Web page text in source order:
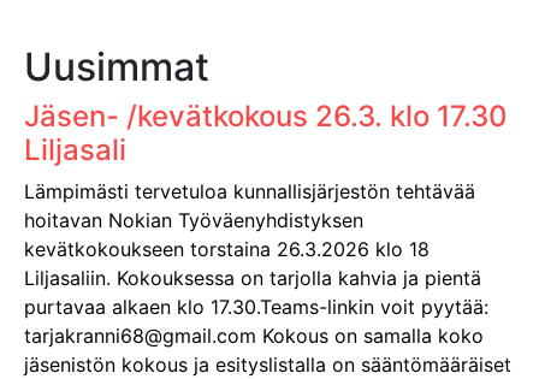
Uusimmat
Jäsen- /kevätkokous 26.3. klo 17.30
Liljasali
Lämpimästi tervetuloa kunnallisjärjestön tehtävää
hoitavan Nokian Työväenyhdistyksen
kevätkokoukseen torstaina 26.3.2026 klo 18
Liljasaliin. Kokouksessa on tarjolla kahvia ja pientä
purtavaa alkaen klo 17.30.Teams-linkin voit pyytää:
tarjakranni68@gmail.com Kokous on samalla koko
jäsenistön kokous ja esityslistalla on sääntömääräiset